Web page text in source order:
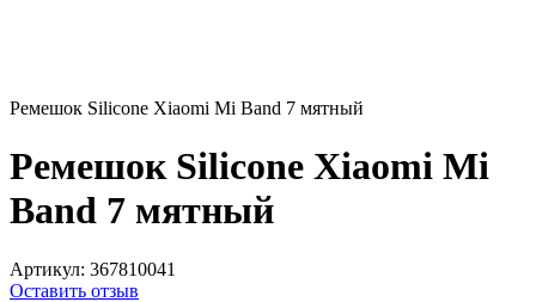
Ремешок Silicone Xiaomi Mi Band 7 мятный
Ремешок Silicone Xiaomi Mi
Band 7 мятный
Артикул: 367810041
Оставить отзыв